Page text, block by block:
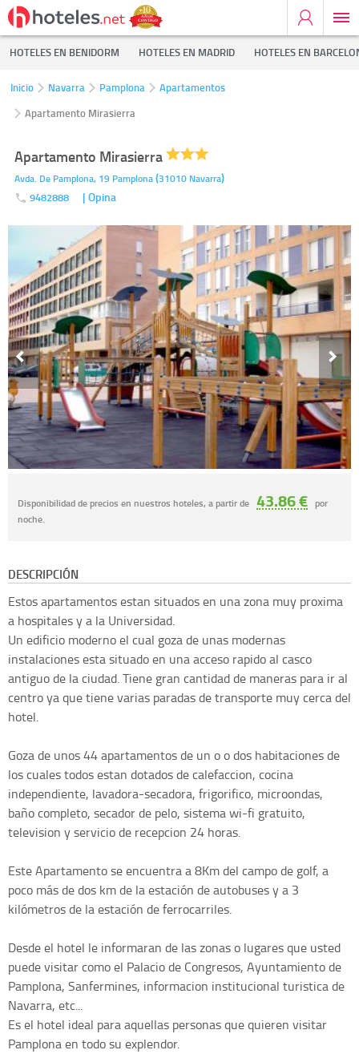
HOTELES EN BENIDORM HOTELES EN MADRID HOTELES EN
Inicio Navarra Pamplona
Apartamentos
Apartamento Mirasierra
Apartamento Mirasierra
Avda. De Pamplona, 19 Pamplona(31010 Navarra)
9482888 | Opina
Disponibilidad de precios en nuestros hoteles, a partir de 43.86 € por
noche.
DESCRIPCIÓN
Estos apartamentos estan situados en una zona muy proxima
a hospitales y a la Universidad.
Un edificio moderno el cual goza de unas modernas
instalaciones esta situado en una acceso rapido al casco
antiguo de la ciudad. Tiene gran cantidad de maneras para ir al
centro ya que tiene varias paradas de transporte muy cerca del
hotel.
Goza de unos 44 apartamentos de un o o dos habitaciones de
los cuales todos estan dotados de calefaccion, cocina
independiente, lavadora-secadora, frigorifico, microondas,
baño completo, secador de pelo, sistema wi-fi gratuito,
television y servicio de recepcion 24 horas.
Este Apartamento se encuentra a 8Km del campo de golf, a
poco más de dos km de la estación de autobuses y a 3
kilómetros de la estación de ferrocarriles.
Desde el hotel le informaran de las zonas o lugares que usted
puede visitar como el Palacio de Congresos, Ayuntamiento de
Pamplona, Sanfermines, informacion institucional turistica de
Navarra, etc...
Es el hotel ideal para aquellas personas que quieren visitar
Pamplona en todo su explendor.